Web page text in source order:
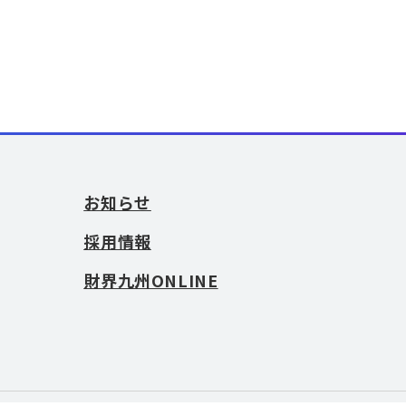
お知らせ
採用情報
財界九州ONLINE